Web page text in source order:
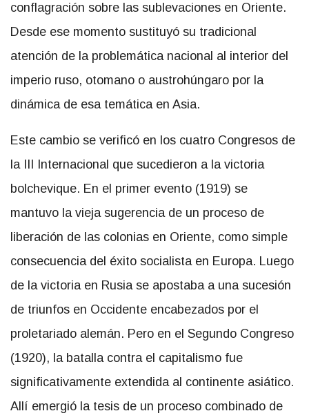
conflagración sobre las sublevaciones en Oriente.
Desde ese momento sustituyó su tradicional
atención de la problemática nacional al interior del
imperio ruso, otomano o austrohúngaro por la
dinámica de esa temática en Asia.
Este cambio se verificó en los cuatro Congresos de
la III Internacional que sucedieron a la victoria
bolchevique. En el primer evento (1919) se
mantuvo la vieja sugerencia de un proceso de
liberación de las colonias en Oriente, como simple
consecuencia del éxito socialista en Europa. Luego
de la victoria en Rusia se apostaba a una sucesión
de triunfos en Occidente encabezados por el
proletariado alemán. Pero en el Segundo Congreso
(1920), la batalla contra el capitalismo fue
significativamente extendida al continente asiático.
Allí emergió la tesis de un proceso combinado de